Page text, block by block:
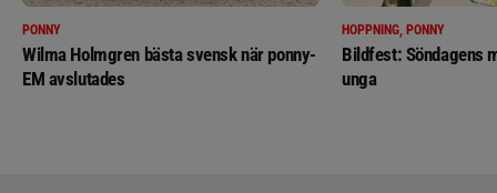
PONNY
Wilma Holmgren bästa svensk när ponny-
EM avslutades
HOPPNING, PONNY
Bildfest: Söndagens
unga